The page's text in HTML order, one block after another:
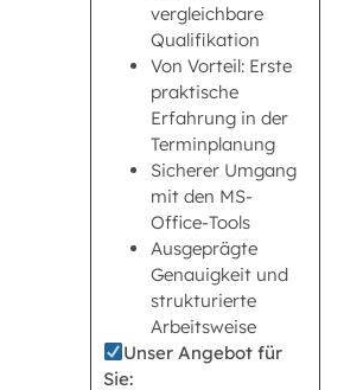
vergleichbare
Qualifikation
Von Vorteil: Erste
praktische
Erfahrung in der
Terminplanung
Sicherer Umgang
mit den MS-
Office-Tools
Ausgeprägte
Genauigkeit und
strukturierte
Arbeitsweise
Unser Angebot für
Sie: